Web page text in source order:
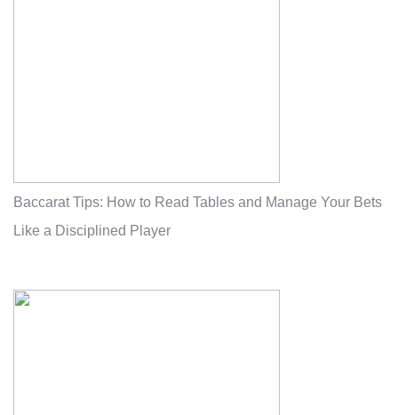
Baccarat Tips: How to Read Tables and Manage Your Bets
Like a Disciplined Player